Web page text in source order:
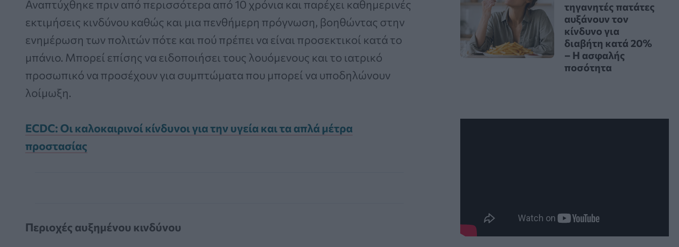
Αναπτύχθηκε πριν από περισσότερα από 10 χρόνια και παρέχει καθημερινές
εκτιμήσεις κινδύνου καθώς και μια πενθήμερη πρόγνωση, βοηθώντας στην
ενημέρωση των πολιτών πότε και πού πρέπει να είναι προσεκτικοί κατά το
μπάνιο. Μπορεί επίσης να ειδοποιήσει τους λουόμενους και το ιατρικό
προσωπικό να προσέχουν για συμπτώματα που μπορεί να υποδηλώνουν
λοίμωξη.
ECDC: Οι καλοκαιρινοί κίνδυνοι για την υγεία και τα απλά μέτρα
προστασίας
Περιοχές αυξημένου κινδύνου
τηγανητές πατάτες
αυξάνουν τον
κίνδυνο για
διαβήτη κατά 20%
– Η ασφαλής
ποσότητα